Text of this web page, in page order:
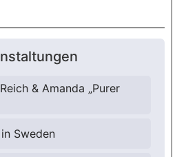
& Amanda „Purer
Sweden